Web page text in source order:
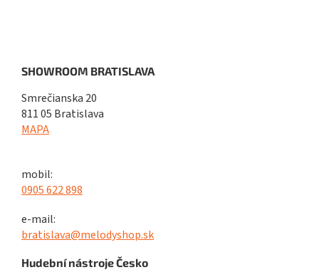
SHOWROOM BRATISLAVA
Smrečianska 20
811 05 Bratislava
MAPA
mobil:
0905 622 898
e-mail:
bratislava@melodyshop.sk
Hudební nástroje Česko